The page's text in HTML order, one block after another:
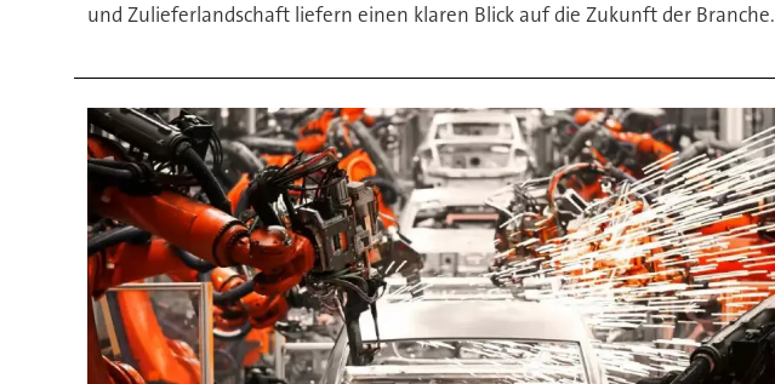
und Zulieferlandschaft liefern einen klaren Blick auf die Zukunft der Branche.